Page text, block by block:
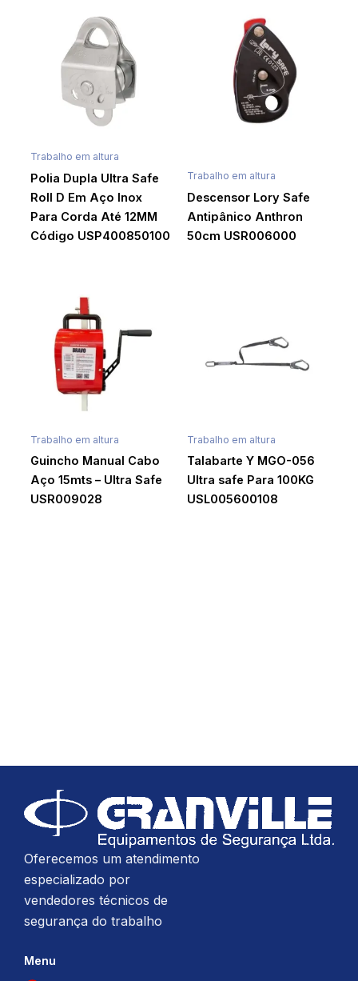
Trabalho em altura
Polia Dupla Ultra Safe
Roll D Em Aço Inox
Para Corda Até 12MM
Código USP400850100
Trabalho em altura
Descensor Lory Safe
Antipânico Anthron
50cm USR006000
Trabalho em altura
Guincho Manual Cabo
Aço 15mts – Ultra Safe
USR009028
Trabalho em altura
Talabarte Y MGO-056
Ultra safe Para 100KG
USL005600108
Oferecemos um atendimento
especializado por
vendedores técnicos de
segurança do trabalho
Menu